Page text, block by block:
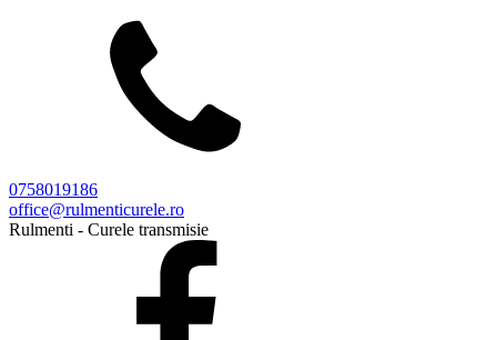
0758019186
office@rulmenticurele.ro
Rulmenti - Curele transmisie